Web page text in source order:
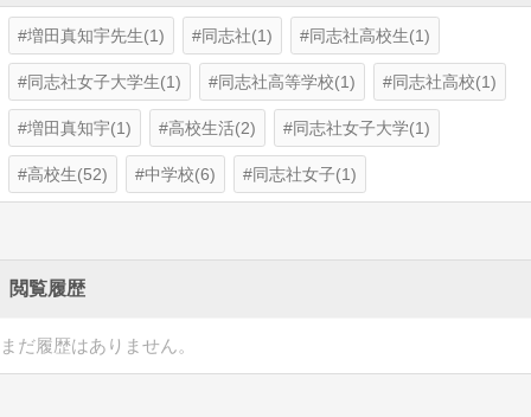
増田真知宇先生(1) 同志社(1) 同志社高校生(1)
同志社女子大学生(1) 同志社高等学校(1) 同志社高校(1)
増田真知宇(1) 高校生活(2) 同志社女子大学(1)
高校生(52) 中学校(6) 同志社女子(1)
閲覧履歴
まだ履歴はありません。